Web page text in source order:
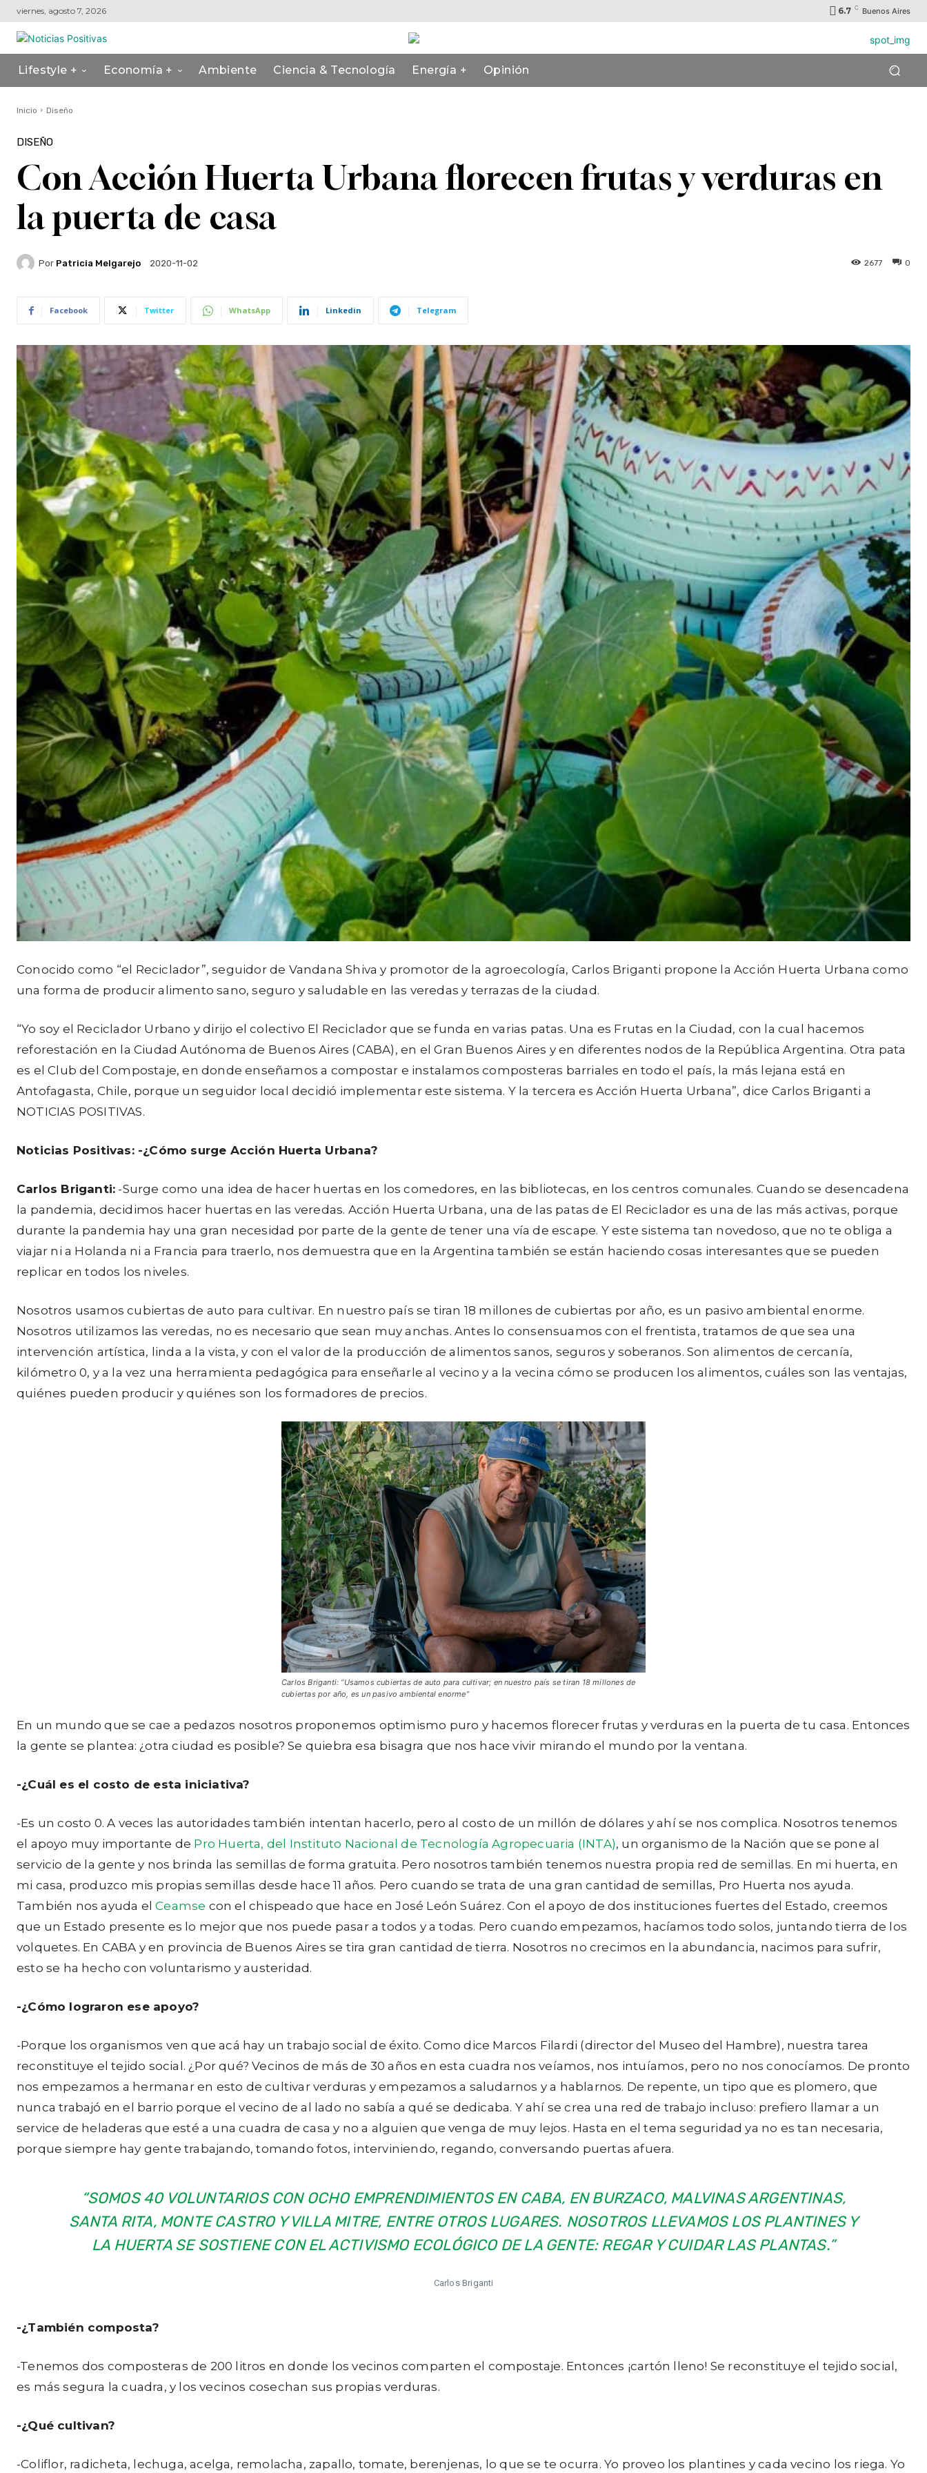
viernes, agosto 7, 2026 6.7 C Buenos Aires
Lifestyle + Economía + Ambiente Ciencia & Tecnología Energía + Opinión
Inicio Diseño
DISEÑO
Con Acción Huerta Urbana florecen frutas y verduras en
la puerta de casa
Por Patricia Melgarejo 2020-11-02 0
2677
Facebook Twitter WhatsApp Linkedin Telegram
Conocido como “el Reciclador”, seguidor de Vandana Shiva y promotor de la agroecología, Carlos Briganti propone la Acción Huerta Urbana como
una forma de producir alimento sano, seguro y saludable en las veredas y terrazas de la ciudad.
“Yo soy el Reciclador Urbano y dirijo el colectivo El Reciclador que se funda en varias patas. Una es Frutas en la Ciudad, con la cual hacemos
reforestación en la Ciudad Autónoma de Buenos Aires (CABA), en el Gran Buenos Aires y en diferentes nodos de la República Argentina. Otra pata
es el Club del Compostaje, en donde enseñamos a compostar e instalamos composteras barriales en todo el país, la más lejana está en
Antofagasta, Chile, porque un seguidor local decidió implementar este sistema. Y la tercera es Acción Huerta Urbana”, dice Carlos Briganti a
NOTICIAS POSITIVAS.
Noticias Positivas: -¿Cómo surge Acción Huerta Urbana?
Carlos Briganti: -Surge como una idea de hacer huertas en los comedores, en las bibliotecas, en los centros comunales. Cuando se desencadena
la pandemia, decidimos hacer huertas en las veredas. Acción Huerta Urbana, una de las patas de El Reciclador es una de las más activas, porque
durante la pandemia hay una gran necesidad por parte de la gente de tener una vía de escape. Y este sistema tan novedoso, que no te obliga a
viajar ni a Holanda ni a Francia para traerlo, nos demuestra que en la Argentina también se están haciendo cosas interesantes que se pueden
replicar en todos los niveles.
Nosotros usamos cubiertas de auto para cultivar. En nuestro país se tiran 18 millones de cubiertas por año, es un pasivo ambiental enorme.
Nosotros utilizamos las veredas, no es necesario que sean muy anchas. Antes lo consensuamos con el frentista, tratamos de que sea una
intervención artística, linda a la vista, y con el valor de la producción de alimentos sanos, seguros y soberanos. Son alimentos de cercanía,
kilómetro 0, y a la vez una herramienta pedagógica para enseñarle al vecino y a la vecina cómo se producen los alimentos, cuáles son las ventajas,
quiénes pueden producir y quiénes son los formadores de precios.
Carlos Briganti: “Usamos cubiertas de auto para cultivar; en nuestro país se tiran 18 millones de
cubiertas por año, es un pasivo ambiental enorme”
En un mundo que se cae a pedazos nosotros proponemos optimismo puro y hacemos florecer frutas y verduras en la puerta de tu casa. Entonces
la gente se plantea: ¿otra ciudad es posible? Se quiebra esa bisagra que nos hace vivir mirando el mundo por la ventana.
-¿Cuál es el costo de esta iniciativa?
-Es un costo 0. A veces las autoridades también intentan hacerlo, pero al costo de un millón de dólares y ahí se nos complica. Nosotros tenemos
el apoyo muy importante de Pro Huerta, del Instituto Nacional de Tecnología Agropecuaria (INTA), un organismo de la Nación que se pone al
servicio de la gente y nos brinda las semillas de forma gratuita. Pero nosotros también tenemos nuestra propia red de semillas. En mi huerta, en
mi casa, produzco mis propias semillas desde hace 11 años. Pero cuando se trata de una gran cantidad de semillas, Pro Huerta nos ayuda.
También nos ayuda elCeamse con el chispeado que hace en José León Suárez. Con el apoyo de dos instituciones fuertes del Estado, creemos
que un Estado presente es lo mejor que nos puede pasar a todos y a todas. Pero cuando empezamos, hacíamos todo solos, juntando tierra de los
volquetes. En CABA y en provincia de Buenos Aires se tira gran cantidad de tierra. Nosotros no crecimos en la abundancia, nacimos para sufrir,
esto se ha hecho con voluntarismo y austeridad.
-¿Cómo lograron ese apoyo?
-Porque los organismos ven que acá hay un trabajo social de éxito. Como dice Marcos Filardi (director del Museo del Hambre), nuestra tarea
reconstituye el tejido social. ¿Por qué? Vecinos de más de 30 años en esta cuadra nos veíamos, nos intuíamos, pero no nos conocíamos. De pronto
nos empezamos a hermanar en esto de cultivar verduras y empezamos a saludarnos y a hablarnos. De repente, un tipo que es plomero, que
nunca trabajó en el barrio porque el vecino de al lado no sabía a qué se dedicaba. Y ahí se crea una red de trabajo incluso: prefiero llamar a un
service de heladeras que esté a una cuadra de casa y no a alguien que venga de muy lejos. Hasta en el tema seguridad ya no es tan necesaria,
porque siempre hay gente trabajando, tomando fotos, interviniendo, regando, conversando puertas afuera.
“SOMOS 40 VOLUNTARIOS CON OCHO EMPRENDIMIENTOS EN CABA, EN BURZACO, MALVINAS ARGENTINAS,
SANTA RITA, MONTE CASTRO Y VILLA MITRE, ENTRE OTROS LUGARES. NOSOTROS LLEVAMOS LOS PLANTINES Y
LA HUERTA SE SOSTIENE CON EL ACTIVISMO ECOLÓGICO DE LA GENTE: REGAR Y CUIDAR LAS PLANTAS.”
Carlos Briganti
-¿También composta?
-Tenemos dos composteras de 200 litros en donde los vecinos comparten el compostaje. Entonces ¡cartón lleno! Se reconstituye el tejido social,
es más segura la cuadra, y los vecinos cosechan sus propias verduras.
-¿Qué cultivan?
-Coliflor, radicheta, lechuga, acelga, remolacha, zapallo, tomate, berenjenas, lo que se te ocurra. Yo proveo los plantines y cada vecino los riega. Yo